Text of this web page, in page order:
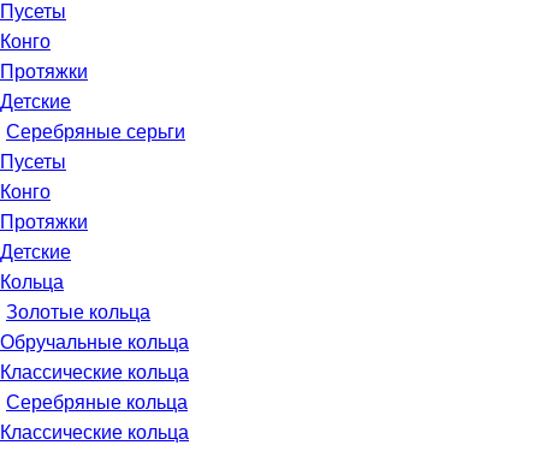
Пусеты
Конго
Протяжки
Детские
Серебряные серьги
Пусеты
Конго
Протяжки
Детские
Кольца
Золотые кольца
Обручальные кольца
Классические кольца
Серебряные кольца
Классические кольца